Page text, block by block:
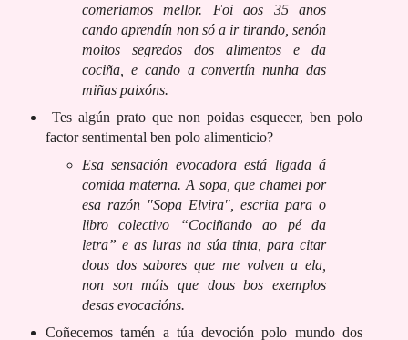
comeriamos mellor. Foi aos 35 anos
cando aprendín non só a ir tirando, senón
moitos segredos dos alimentos e da
cociña, e cando a convertín nunha das
miñas paixóns.
Tes algún prato que non poidas esquecer, ben polo
factor sentimental ben polo alimenticio?
Esa sensación evocadora está ligada á
comida materna. A sopa, que chamei por
esa razón "Sopa Elvira", escrita para o
libro colectivo “Cociñando ao pé da
letra” e as luras na súa tinta, para citar
dous dos sabores que me volven a ela,
non son máis que dous bos exemplos
desas evocacións.
Coñecemos tamén a túa devoción polo mundo dos